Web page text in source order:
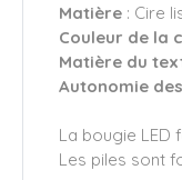
Matière : Cire
Couleur de la
Matière du
Autonomie
La bougie LED
Les piles sont